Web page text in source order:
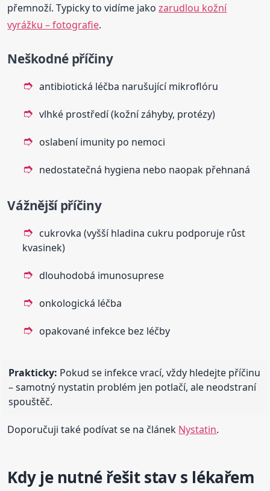
přemnoží. Typicky to vidíme jakozarudlou kožní
vyrážku – fotografie.
Neškodné příčiny
antibiotická léčba narušující mikroflóru
vlhké prostředí (kožní záhyby, protézy)
oslabení imunity po nemoci
nedostatečná hygiena nebo naopak přehnaná
Vážnější příčiny
cukrovka (vyšší hladina cukru podporuje růst
kvasinek)
dlouhodobá imunosuprese
onkologická léčba
opakované infekce bez léčby
Prakticky: Pokud se infekce vrací, vždy hledejte příčinu
– samotný nystatin problém jen potlačí, ale neodstraní
spouštěč.
Doporučuji také podívat se na článek Nystatin.
Kdy je nutné řešit stav s lékařem